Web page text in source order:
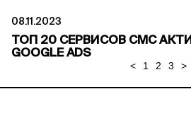
08.11.2023
ТОП 20 СЕРВИСОВ СМС
GOOGLE ADS
< 1 2 3 >